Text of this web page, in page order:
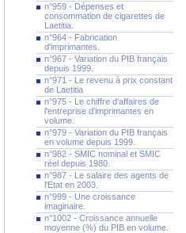
n°959 - Dépenses et
consommation de cigarettes de
Laetitia.
n°964 - Fabrication
d'imprimantes.
n°967 - Variation du PIB français
depuis 1999.
n°971 - Le revenu à prix constant
de Laetitia
n°975 - Le chiffre d'affaires de
l'entreprise d'imprimantes en
volume.
n°979 - Variation du PIB français
en volume depuis 1999.
n°982 - SMIC nominal et SMIC
réel depuis 1980.
n°987 - Le salaire des agents de
l'Etat en 2003.
n°999 - Une croissance
imaginaire.
n°1002 - Croissance annuelle
moyenne (%) du PIB en volume.